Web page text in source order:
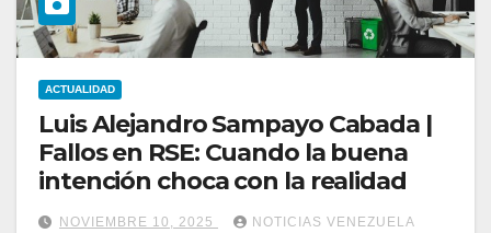
ACTUALIDAD
Luis Alejandro Sampayo Cabada |
Fallos en RSE: Cuando la buena
intención choca con la realidad
NOVIEMBRE 10, 2025 NOTICIAS VENEZUELA